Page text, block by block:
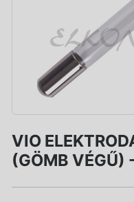
VIO
(GÖMB VÉGŰ)